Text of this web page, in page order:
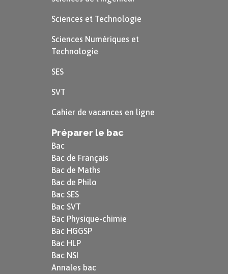
de ces objets. On peut les classer selon
les animaux : « La Crevette », « Le
Papillon », « Escargots », « L’Huître »,
« Notes pour un coquillage », « Le
les végétaux : « La Mousse »,
« Végétation », « L’Orange », « Les
Mûres » ;
les minéraux : « Le Galet » ;
les phénomènes naturels et les saisons :
« Pluie », « Le Cycle des saisons », « Les
Arbres se défont à l’intérieur d’une
sphère de brouillard », « La Fin de
l’automne », « De L’Eau », « Le Feu »,
Sciences et Technologie
Sciences Numériques et
Technologie
SES
SVT
Cahier de vacances en ligne
Préparer le bac
Bac
Bac de Français
Bac de Maths
Bac de Philo
Bac SES
Bac SVT
Bac Physique-chimie
Bac HGGSP
Bac HLP
Bac NSI
Annales bac